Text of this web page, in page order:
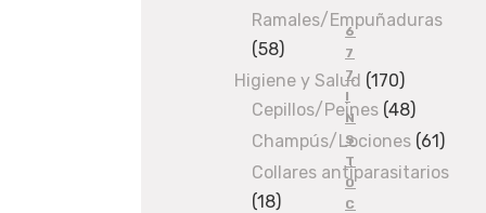
6
7
7
I
N
S
T
O
C
products
Ramales/Empuñaduras
5858
products
Higiene y Salud 170170
products
Cepillos/Peines 4848
products
Champús/Lociones 6161
Collares antiparasitarios
1818